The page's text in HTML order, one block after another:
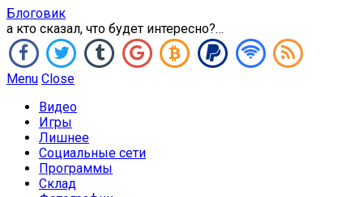
Блоговик
а кто сказал, что будет интересно?…
Menu Close
Видео
Игры
Лишнее
Социальные сети
Программы
Склад